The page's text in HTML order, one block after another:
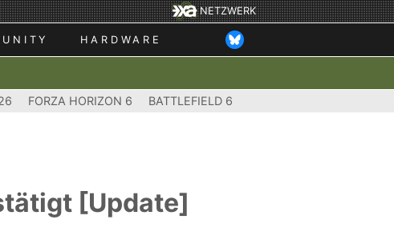
NETZWERK
HARDWARE
FORZA HORIZON 6 BATTLEFIELD 6
[Update]